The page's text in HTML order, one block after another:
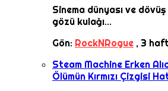
Sinema dünyası ve
gözü kulağı...
Gön: RockNRogue , 3
Steam Machine Erken
Ölümün Kırmızı Çizgisi